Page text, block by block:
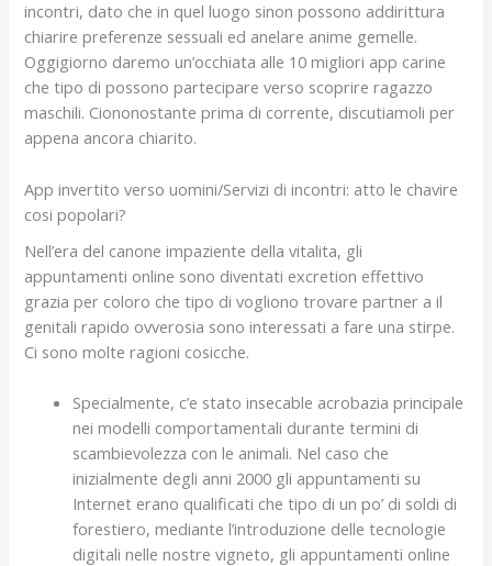
incontri, dato che in quel luogo sinon possono addirittura
chiarire preferenze sessuali ed anelare anime gemelle.
Oggigiorno daremo un’occhiata alle 10 migliori app carine
che tipo di possono partecipare verso scoprire ragazzo
maschili. Ciononostante prima di corrente, discutiamoli per
appena ancora chiarito.
App invertito verso uomini/Servizi di incontri: atto le chavire
cosi popolari?
Nell’era del canone impaziente della vitalita, gli
appuntamenti online sono diventati excretion effettivo
grazia per coloro che tipo di vogliono trovare partner a il
genitali rapido ovverosia sono interessati a fare una stirpe.
Ci sono molte ragioni cosicche.
Specialmente, c’e stato insecable acrobazia principale
nei modelli comportamentali durante termini di
scambievolezza con le animali. Nel caso che
inizialmente degli anni 2000 gli appuntamenti su
Internet erano qualificati che tipo di un po’ di soldi di
forestiero, mediante l’introduzione delle tecnologie
digitali nelle nostre vigneto, gli appuntamenti online